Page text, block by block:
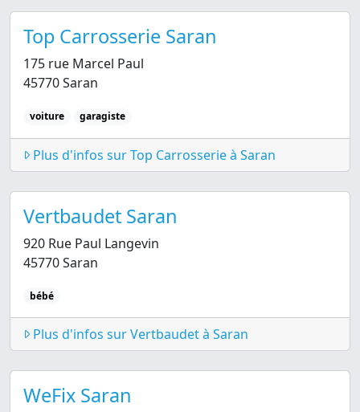
Top Carrosserie Saran
175 rue Marcel Paul
45770 Saran
voiture garagiste
Plus d'infos sur Top Carrosserie à Saran
Vertbaudet Saran
920 Rue Paul Langevin
45770 Saran
bébé
Plus d'infos sur Vertbaudet à Saran
WeFix Saran